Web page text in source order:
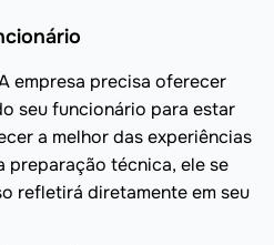
empresa precisa oferecer
seu funcionário para estar
a melhor das experiências
preparação técnica, ele se
refletirá diretamente em seu